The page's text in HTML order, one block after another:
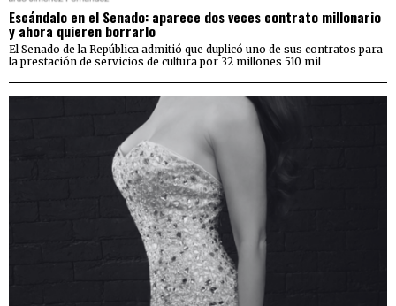
Escándalo en el Senado: aparece dos veces contrato millonario
y ahora quieren borrarlo
El Senado de la República admitió que duplicó uno de sus contratos para
la prestación de servicios de cultura por 32 millones 510 mil